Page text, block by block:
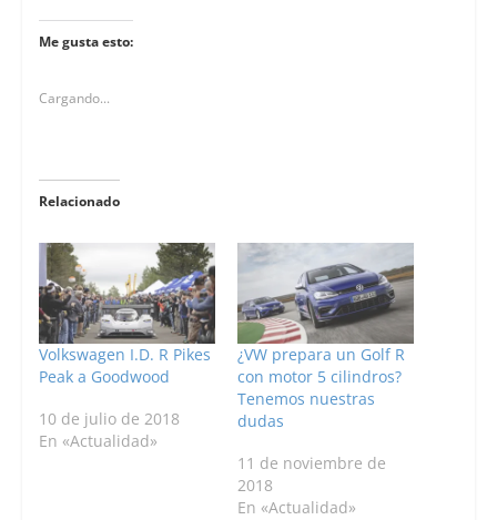
Me gusta esto:
Cargando...
Relacionado
Volkswagen I.D. R Pikes
Peak a Goodwood
10 de julio de 2018
En «Actualidad»
¿VW prepara un Golf R
con motor 5 cilindros?
Tenemos nuestras
dudas
11 de noviembre de
2018
En «Actualidad»